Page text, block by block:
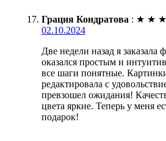
Грация Кондратова : ★ ★ ★
02.10.2024
Две недели назад я заказала
оказался простым и
все шаги понятные.
редактировала с
превзошел ожидания!
цвета яркие. Теперь у меня
подарок!